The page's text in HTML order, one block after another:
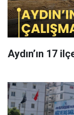
Aydın’ın 17